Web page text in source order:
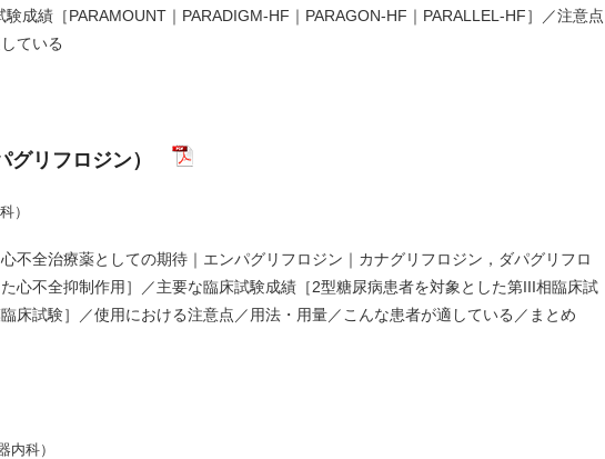
成績［PARAMOUNT｜PARADIGM-HF｜PARAGON-HF｜PARALLEL-HF］／注意点
ている
グリフロジン）
）
不全治療薬としての期待｜エンパグリフロジン｜カナグリフロジン，ダパグリフロ
心不全抑制作用］／主要な臨床試験成績［2型糖尿病患者を対象とした第III相臨床試
床試験］／使用における注意点／用法・用量／こんな患者が適している／まとめ
内科）